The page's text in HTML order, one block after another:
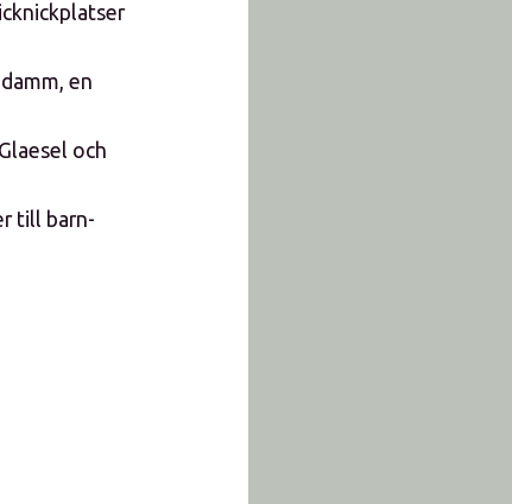
en
och
till barn-